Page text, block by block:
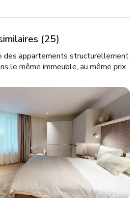
(25)
des appartements structurellement
le même immeuble, au même prix.